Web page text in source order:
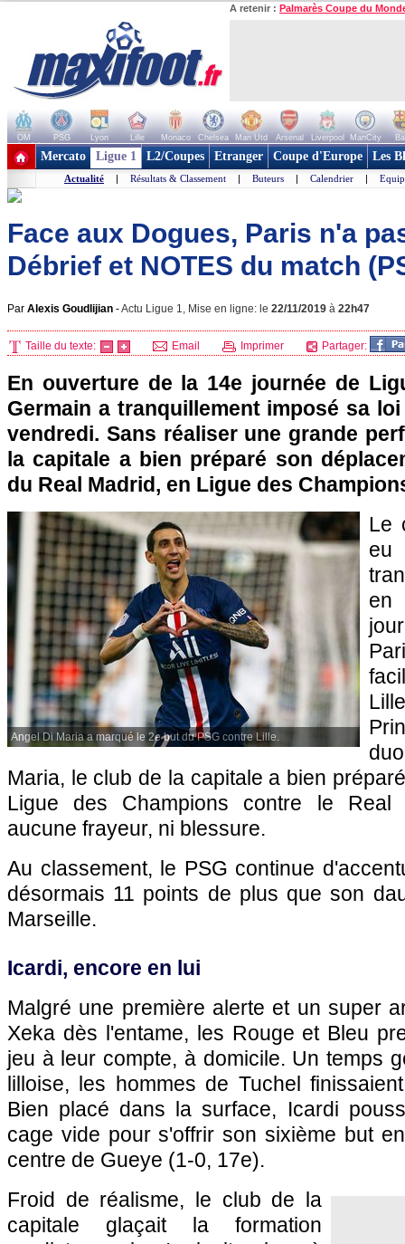
A retenir : Palmarès Coupe du
OM PSG Lyon Lille Monaco Chelsea Man Utd Arsenal Liverpool ManCity
+ de clubs
Mercato Ligue 1 L2/Coupes Etranger Coupe d'Europe Les
Actualité | Résultats & Classement | Buteurs | Calendrier |
Face aux Dogues, Paris n'a
Débrief et NOTES du match
Par Alexis Goudlijian -Actu Ligue 1, Mise en ligne: le 22/11/2019 à 22h47
Taille du texte: Email Imprimer Partager:
En ouverture de la 14e journée de
Germain a tranquillement imposé sa
vendredi. Sans réaliser une grande
la capitale a bien préparé son
du Real Madrid, en Ligue des
Angel Di Maria a marqué le 2e but du PSG contre Lille.
Le
en
Maria, le club de la capitale a bien
Ligue des Champions contre le Real
aucune frayeur, ni blessure.
Au classement, le PSG continue
désormais 11 points de plus que son
Marseille.
Icardi, encore en lui
Malgré une première alerte et un super
Xeka dès l'entame, les Rouge et Bleu
jeu à leur compte, à domicile. Un temps
lilloise, les hommes de Tuchel
Bien placé dans la surface, Icardi
cage vide pour s'offrir son sixième but
centre de Gueye (1-0, 17e).
Froid de réalisme, le club de la
capitale glaçait la formation